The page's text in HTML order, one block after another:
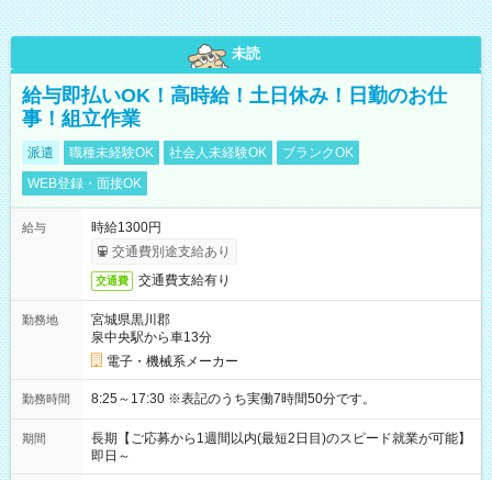
未読
給与即払いOK！高時給！土日休み！日勤のお仕
事！組立作業
派遣 職種未経験OK 社会人未経験OK
ブランクOK
WEB登録・面接OK
給与
時給1300円
交通費別途支給あり
交通費 交通費支給有り
勤務地
宮城県黒川郡
泉中央駅から車13分
電子・機械系メーカー
勤務時間 8:25～17:30 ※表記のうち実働7時間50分です。
期間
長期【ご応募から1週間以内(最短2日目)のスピード就業が可能】
即日～